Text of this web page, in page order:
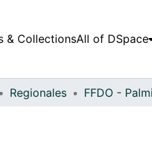
& CollectionsAll of DSpace
Regionales